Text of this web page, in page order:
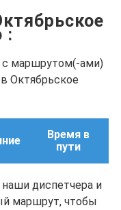
:
с маршрутом(-ами)
Октябрьское
Время в
пути
диспетчера и
маршрут, чтобы